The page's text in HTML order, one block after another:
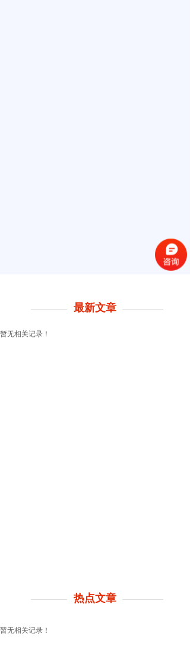
最新文章
暂无相关记录！
热点文章
暂无相关记录！